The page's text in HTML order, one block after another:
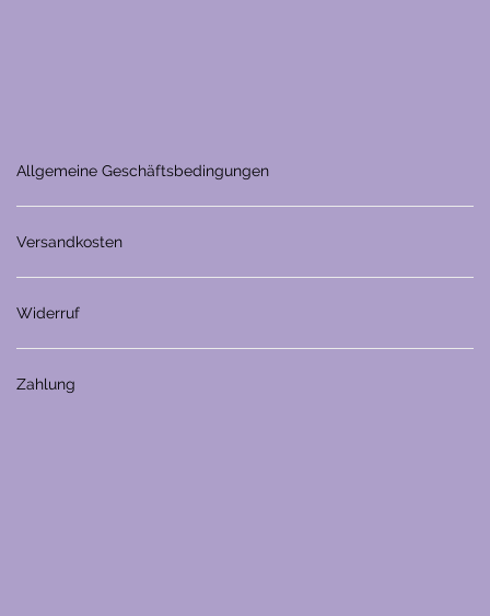
Allgemeine Geschäftsbedingungen
Versandkosten
Widerruf
Zahlung